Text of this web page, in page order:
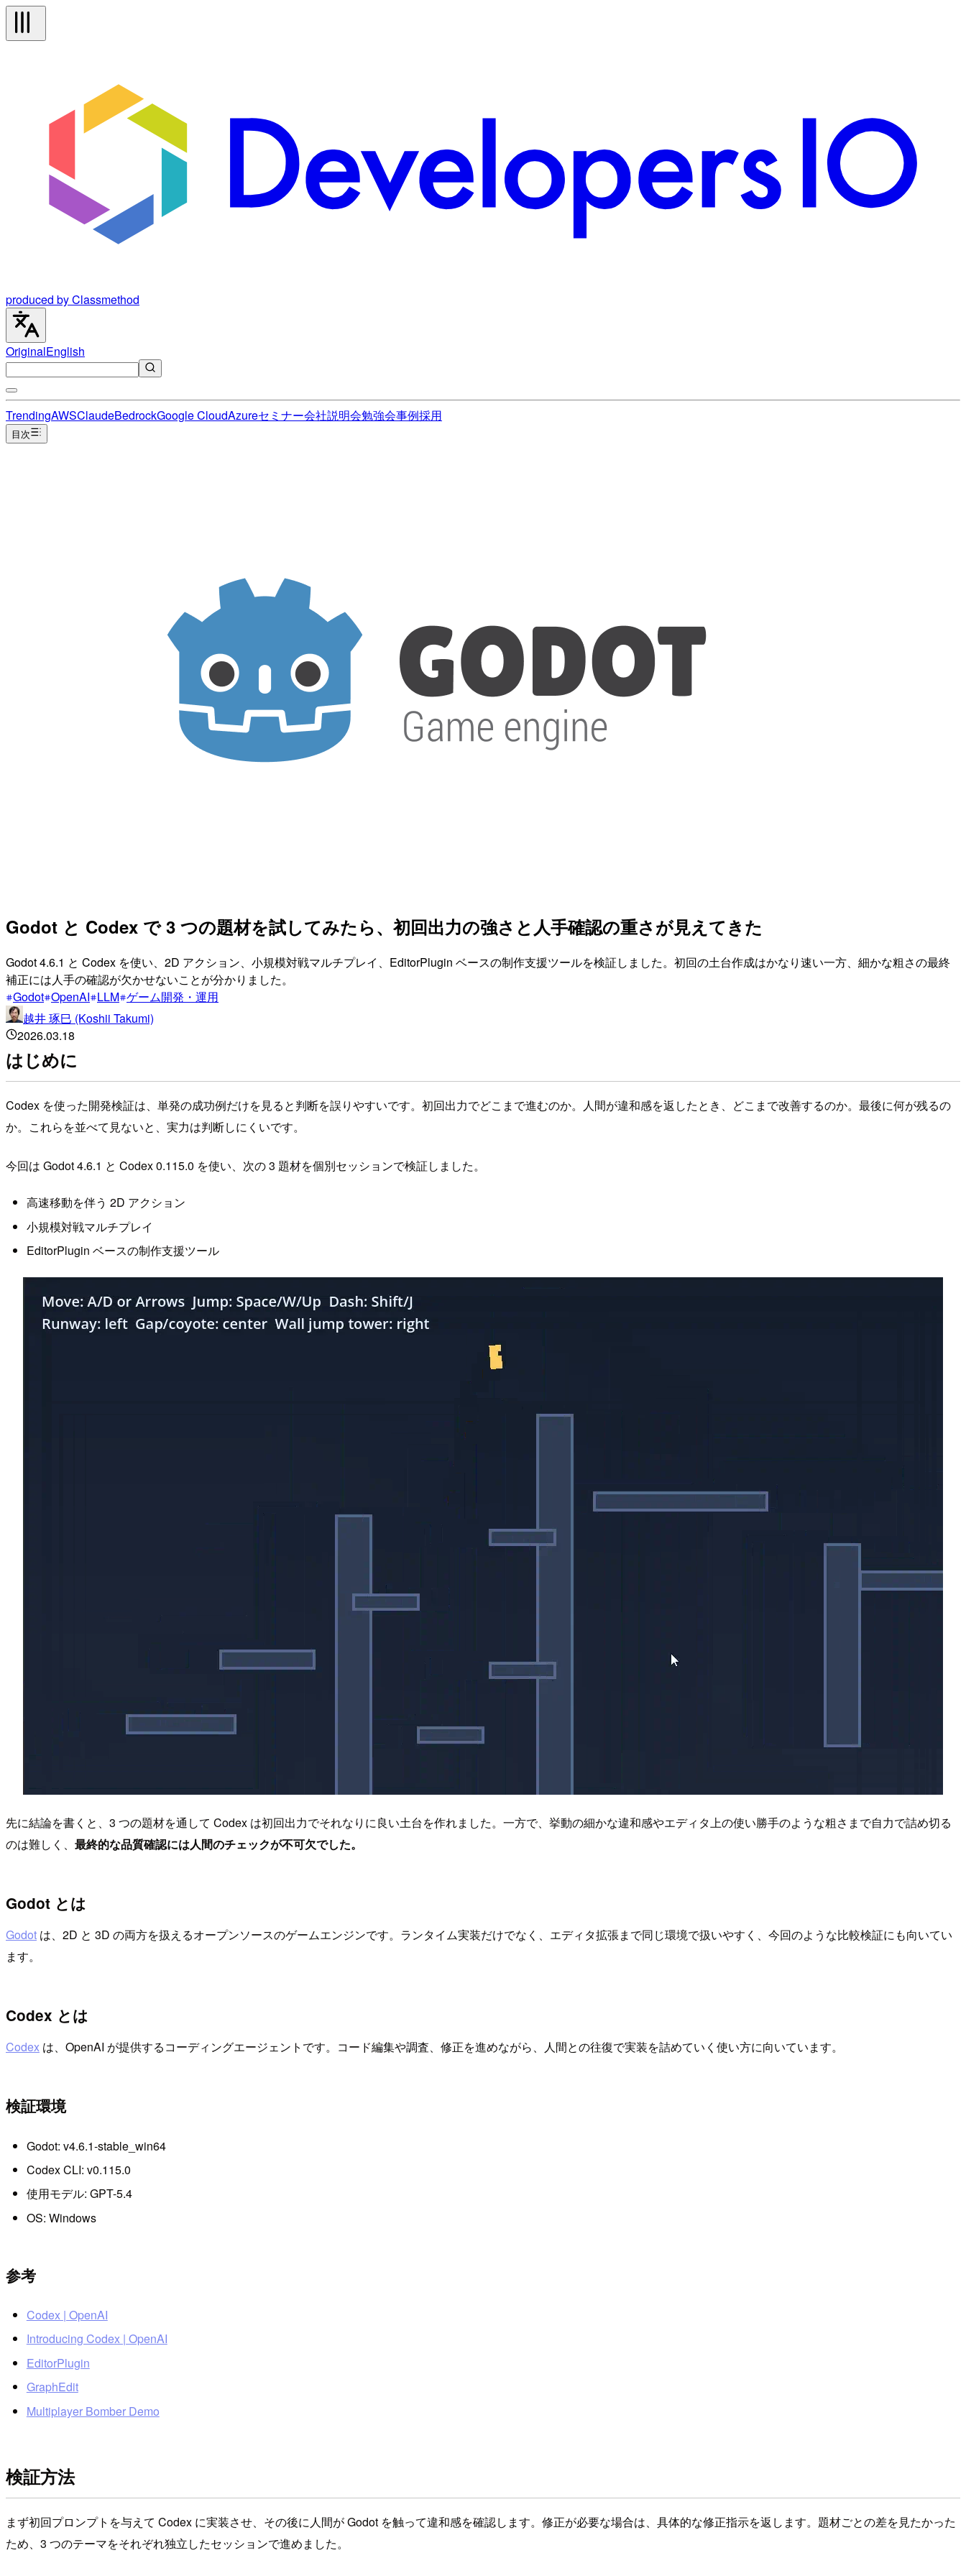
produced by Classmethod
OriginalEnglish
TrendingAWSClaudeBedrockGoogle CloudAzureセミナー会社説明会勉強会事例採用
目次
Godot と Codex で 3 つの題材を試してみたら、初回出力の強さと人手確認の重さが見えてきた
Godot 4.6.1 と Codex を使い、2D アクション、小規模対戦マルチプレイ、EditorPlugin ベースの制作支援ツールを検証しました。初回の土台作成はかなり速い一方、細かな粗さの最終
補正には人手の確認が欠かせないことが分かりました。
Godot OpenAI LLM ゲーム開発・運用
越井 琢巳 (Koshii Takumi)
2026.03.18
はじめに
Codex を使った開発検証は、単発の成功例だけを見ると判断を誤りやすいです。初回出力でどこまで進むのか。人間が違和感を返したとき、どこまで改善するのか。最後に何が残るの
か。これらを並べて見ないと、実力は判断しにくいです。
今回は Godot 4.6.1 と Codex 0.115.0 を使い、次の 3 題材を個別セッションで検証しました。
高速移動を伴う 2D アクション
小規模対戦マルチプレイ
EditorPlugin ベースの制作支援ツール
先に結論を書くと、3 つの題材を通して Codex は初回出力でそれなりに良い土台を作れました。一方で、挙動の細かな違和感やエディタ上の使い勝手のような粗さまで自力で詰め切る
のは難しく、 最終的な品質確認には人間のチェックが不可欠でした。
Godot とは
Godot は、2D と 3D の両方を扱えるオープンソースのゲームエンジンです。ランタイム実装だけでなく、エディタ拡張まで同じ環境で扱いやすく、今回のような比較検証にも向いてい
ます。
Codex とは
Codex は、OpenAI が提供するコーディングエージェントです。コード編集や調査、修正を進めながら、人間との往復で実装を詰めていく使い方に向いています。
検証環境
Godot: v4.6.1-stable_win64
Codex CLI: v0.115.0
使用モデル: GPT-5.4
OS: Windows
参考
Codex | OpenAI
Introducing Codex | OpenAI
EditorPlugin
GraphEdit
Multiplayer Bomber Demo
検証方法
まず初回プロンプトを与えて Codex に実装させ、その後に人間が Godot を触って違和感を確認します。修正が必要な場合は、具体的な修正指示を返します。題材ごとの差を見たかった
ため、3 つのテーマをそれぞれ独立したセッションで進めました。